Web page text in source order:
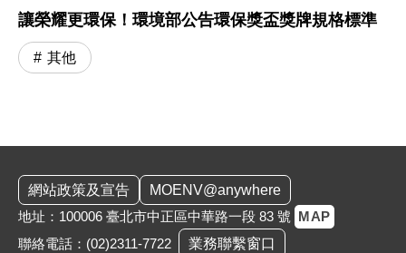
讓榮耀更環保！環境部公告環保獎盃獎牌規格標準
其他
網站政策及宣告
MOENV@anywhere
地址：100006 臺北市中正區中華路一段 83 號 MAP
聯絡電話： (02)2311-7722
業務聯繫窗口